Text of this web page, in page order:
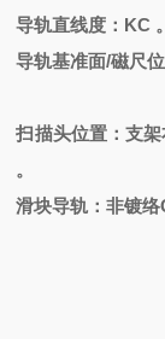
导轨直线度： KC
导轨基准面/磁尺
扫描头位置：支架
。
滑块导轨：非镀络